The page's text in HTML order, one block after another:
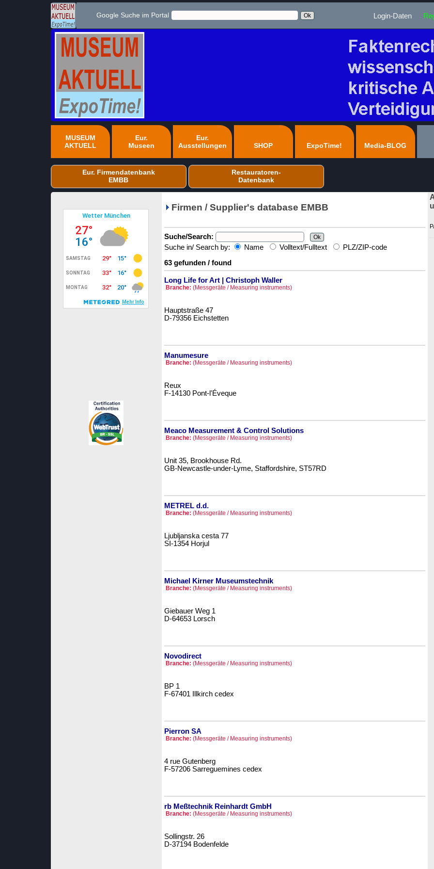
Google Suche im Portal Login-Daten
MUSEUM
AKTUELL
Eur.
Museen
Eur.
Ausstellungen
SHOP ExpoTime! Media-BLOG
Eur. Firmendatenbank
EMBB
Restauratoren-
Datenbank
Firmen / Supplier's database EMBB
Suche/Search:
Suche in/ Search by:
Name Volltext/Fulltext
PLZ/ZIP-code
63 gefunden / found
Long Life for Art | Christoph Waller
Branche: (Messgeräte / Measuring instruments)
Hauptstraße 47
D-79356 Eichstetten
Manumesure
Branche: (Messgeräte / Measuring instruments)
Reux
F-14130 Pont-l'Éveque
Meaco Measurement & Control Solutions
Branche: (Messgeräte / Measuring instruments)
Unit 35, Brookhouse Rd.
GB-Newcastle-under-Lyme, Staffordshire, ST57RD
METREL d.d.
Branche: (Messgeräte / Measuring instruments)
Ljubljanska cesta 77
SI-1354 Horjul
Michael Kirner Museumstechnik
Branche: (Messgeräte / Measuring instruments)
Giebauer Weg 1
D-64653 Lorsch
Novodirect
Branche: (Messgeräte / Measuring instruments)
BP 1
F-67401 Illkirch cedex
Pierron SA
Branche: (Messgeräte / Measuring instruments)
4 rue Gutenberg
F-57206 Sarreguemines cedex
rb Meßtechnik Reinhardt GmbH
Branche: (Messgeräte / Measuring instruments)
Sollingstr. 26
D-37194 Bodenfelde